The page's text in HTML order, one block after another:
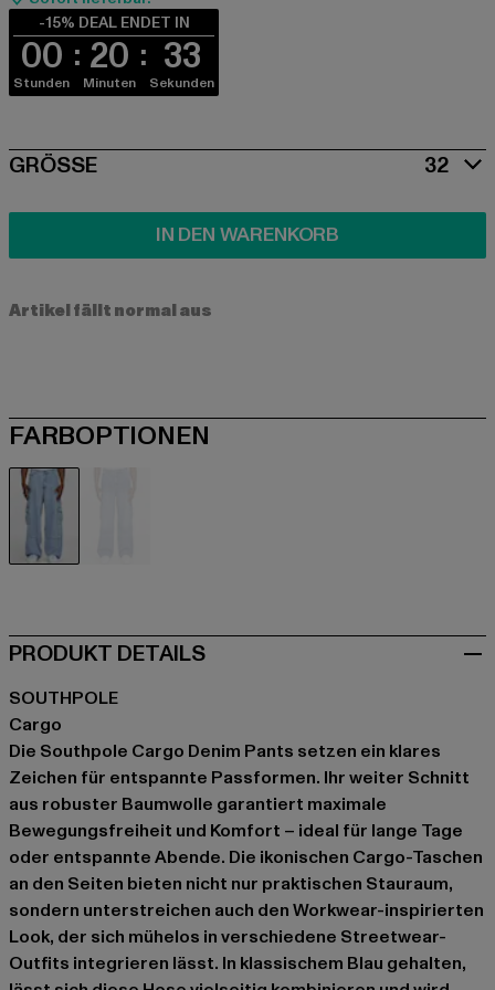
-15% DEAL ENDET IN
00
Stunden
20
Minuten
33
Sekunden
SIZE
GRÖSSE 32
IN DEN WARENKORB
Artikel fällt normal aus
FARBOPTIONEN
PRODUKT DETAILS
SOUTHPOLE
Cargo
Die Southpole Cargo Denim Pants setzen ein klares
Zeichen für entspannte Passformen. Ihr weiter Schnitt
aus robuster Baumwolle garantiert maximale
Bewegungsfreiheit und Komfort – ideal für lange Tage
oder entspannte Abende. Die ikonischen Cargo-Taschen
an den Seiten bieten nicht nur praktischen Stauraum,
sondern unterstreichen auch den Workwear-inspirierten
Look, der sich mühelos in verschiedene Streetwear-
Outfits integrieren lässt. In klassischem Blau gehalten,